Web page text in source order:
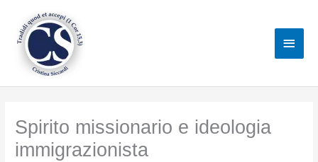
contenuto
Spirito missionario e ideologia
immigrazionista